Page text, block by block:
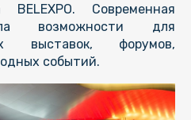
BELEXPO. Современная
возможности для
выставок, форумов,
событий.